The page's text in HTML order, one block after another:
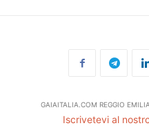
GAIAITALIA.COM REGGIO
Iscrivetevi al